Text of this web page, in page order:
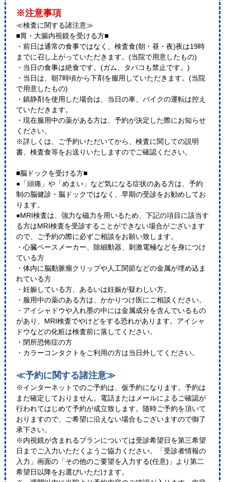
※注意事項
≪検査に関する諸注意≫
■胃・大腸内視鏡を受ける方■
・前日は通常の食事ではなく、検査食(朝・昼・夜)夜は19時
までに召し上がっていただきます。(当院で用意したもの)
・当日の食事は絶食です。(ガム、タバコも禁止です。)
・当日は、朝7時頃から下剤を服用していただきます。(当院
で用意したもの)
・鎮静剤を使用した場合は、当日の車、バイクの運転は控え
ていただきます。
・現在服用中の薬がある方は、予約が決定した際にお知らせ
ください。
※詳しくは、ご予約いただいてから、検査に関しての説明
書、検査食等をお送りいたしますのでご確認ください。
■脳ドックを受ける方■
●「頭痛」や「めまい」など気になる症状のある方は、予約
制の脳健診・脳ドックではなく、早期の受診をお勧めしてお
ります。
●MRI検査は、強力な磁力を用いるため、下記の項目に該当す
る方はMRI検査を受診することができない場合がございます
ので、ご予約の際に必ずご相談をお願い致します。
・心臓ペースメーカー、除細動器、刺激電極などを身につけ
ている方
・体内に脳動脈瘤クリップや人工関節などの金属が埋め込ま
れている方
・妊娠している方、あるいは妊娠が疑わしい方。
・服用中の薬のある方は、かかりつけ医にご相談ください。
・アイシャドウや入れ墨の中には金属成分を含んでいるもの
があり、MRI検査でやけどをする恐れがあります。アイシャ
ドウなどの化粧は検査前に落してください。
・閉所恐怖症の方
・カラーコンタクトをご利用の方は当日外してください。
≪予約に関する諸注意≫
※インターネットでのご予約は、仮予約になります。予約は
まだ確定しておりません。電話またはメールによるご確認が
行われてはじめて予約が成立致します。随時ご予約を頂いて
おりますので、ご希望に沿えない場合もございますので御了
承下さい。
※内視鏡が含まれるプランについては受診希望日を第三希望
日までご入力いただくようご協力ください。「受診者情報の
入力」画面の「その他のご要望を入力する(任意)」より第二
希望日以降をお選びいただけます。